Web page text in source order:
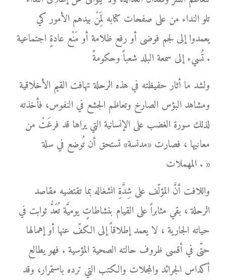
تلو النداء من على صفحات كتابه لِمَنْ بيدهم الأمور كي
يعمدوا إلى لجم فوضى أو رفع ظلامة أو مَنْع عادةٍ اجتماعية
تُسيء إلى سمعة البلد شعباً وحكومةً .
ولشد ما أثار حفيظته في هذه الرحلة تهافت القيم الأخلاقية
ومشاهد البؤس الصارخ وتعاظم الجشع في النفوس، فأخذته
لذلك سورة الغضب على الإنسانية التي يراها قد فرغَتْ من
معانيها ، فصارت «مدنسة» تستحق أن تُوضع في سلة
المهملات . »
واللافت أنَّ المؤلّف على شِدَّةِ انشغاله بما تقتضيه مقاصد
الرحلة ، بقي مثابراً على القيام بنشاطاتٍ يوميَّة تُعَدُّ ثوابت في
حياته الجارية ، لا يعمد إطلاقاً إلى الكفّ عنها أو إهمالها
حتّى في أقسى ظروف حالته الصحية المؤسية . فهو يطالع
أكداس الجرائد والمجلات والكتب التي ترده باستمرار، وقد